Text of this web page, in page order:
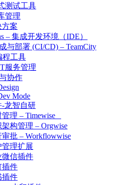
测试工具
管理
方案
– 集成开发环境（IDE）
与部署 (CI/CD) – TeamCity
程工具
服务管理
协作
Mode
-龙智自研
管理 – Timewise
架构管理 – Orgwise
审批 – Workflowwise
管理扩展
微信插件
插件
插件